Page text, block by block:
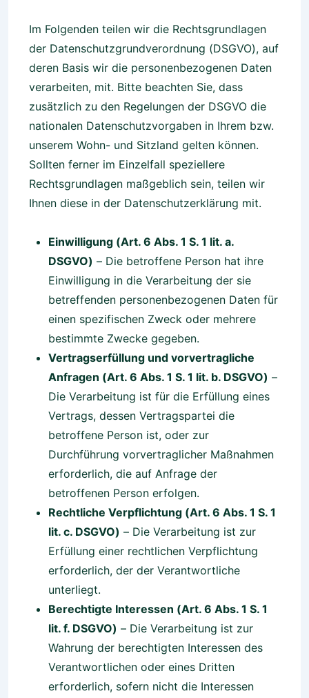
Im Folgenden teilen wir die Rechtsgrundlagen
der Datenschutzgrundverordnung (DSGVO), auf
deren Basis wir die personenbezogenen Daten
verarbeiten, mit. Bitte beachten Sie, dass
zusätzlich zu den Regelungen der DSGVO die
nationalen Datenschutzvorgaben in Ihrem bzw.
unserem Wohn- und Sitzland gelten können.
Sollten ferner im Einzelfall speziellere
Rechtsgrundlagen maßgeblich sein, teilen wir
Ihnen diese in der Datenschutzerklärung mit.
Einwilligung (Art. 6 Abs. 1 S. 1 lit. a.
DSGVO) – Die betroffene Person hat ihre
Einwilligung in die Verarbeitung der sie
betreffenden personenbezogenen Daten für
einen spezifischen Zweck oder mehrere
bestimmte Zwecke gegeben.
Vertragserfüllung und vorvertragliche
Anfragen (Art. 6 Abs. 1 S. 1 lit. b. DSGVO) –
Die Verarbeitung ist für die Erfüllung eines
Vertrags, dessen Vertragspartei die
betroffene Person ist, oder zur
Durchführung vorvertraglicher Maßnahmen
erforderlich, die auf Anfrage der
betroffenen Person erfolgen.
Rechtliche Verpflichtung (Art. 6 Abs. 1 S. 1
lit. c. DSGVO) – Die Verarbeitung ist zur
Erfüllung einer rechtlichen Verpflichtung
erforderlich, der der Verantwortliche
unterliegt.
Berechtigte Interessen (Art. 6 Abs. 1 S. 1
lit. f. DSGVO) – Die Verarbeitung ist zur
Wahrung der berechtigten Interessen des
Verantwortlichen oder eines Dritten
erforderlich, sofern nicht die Interessen